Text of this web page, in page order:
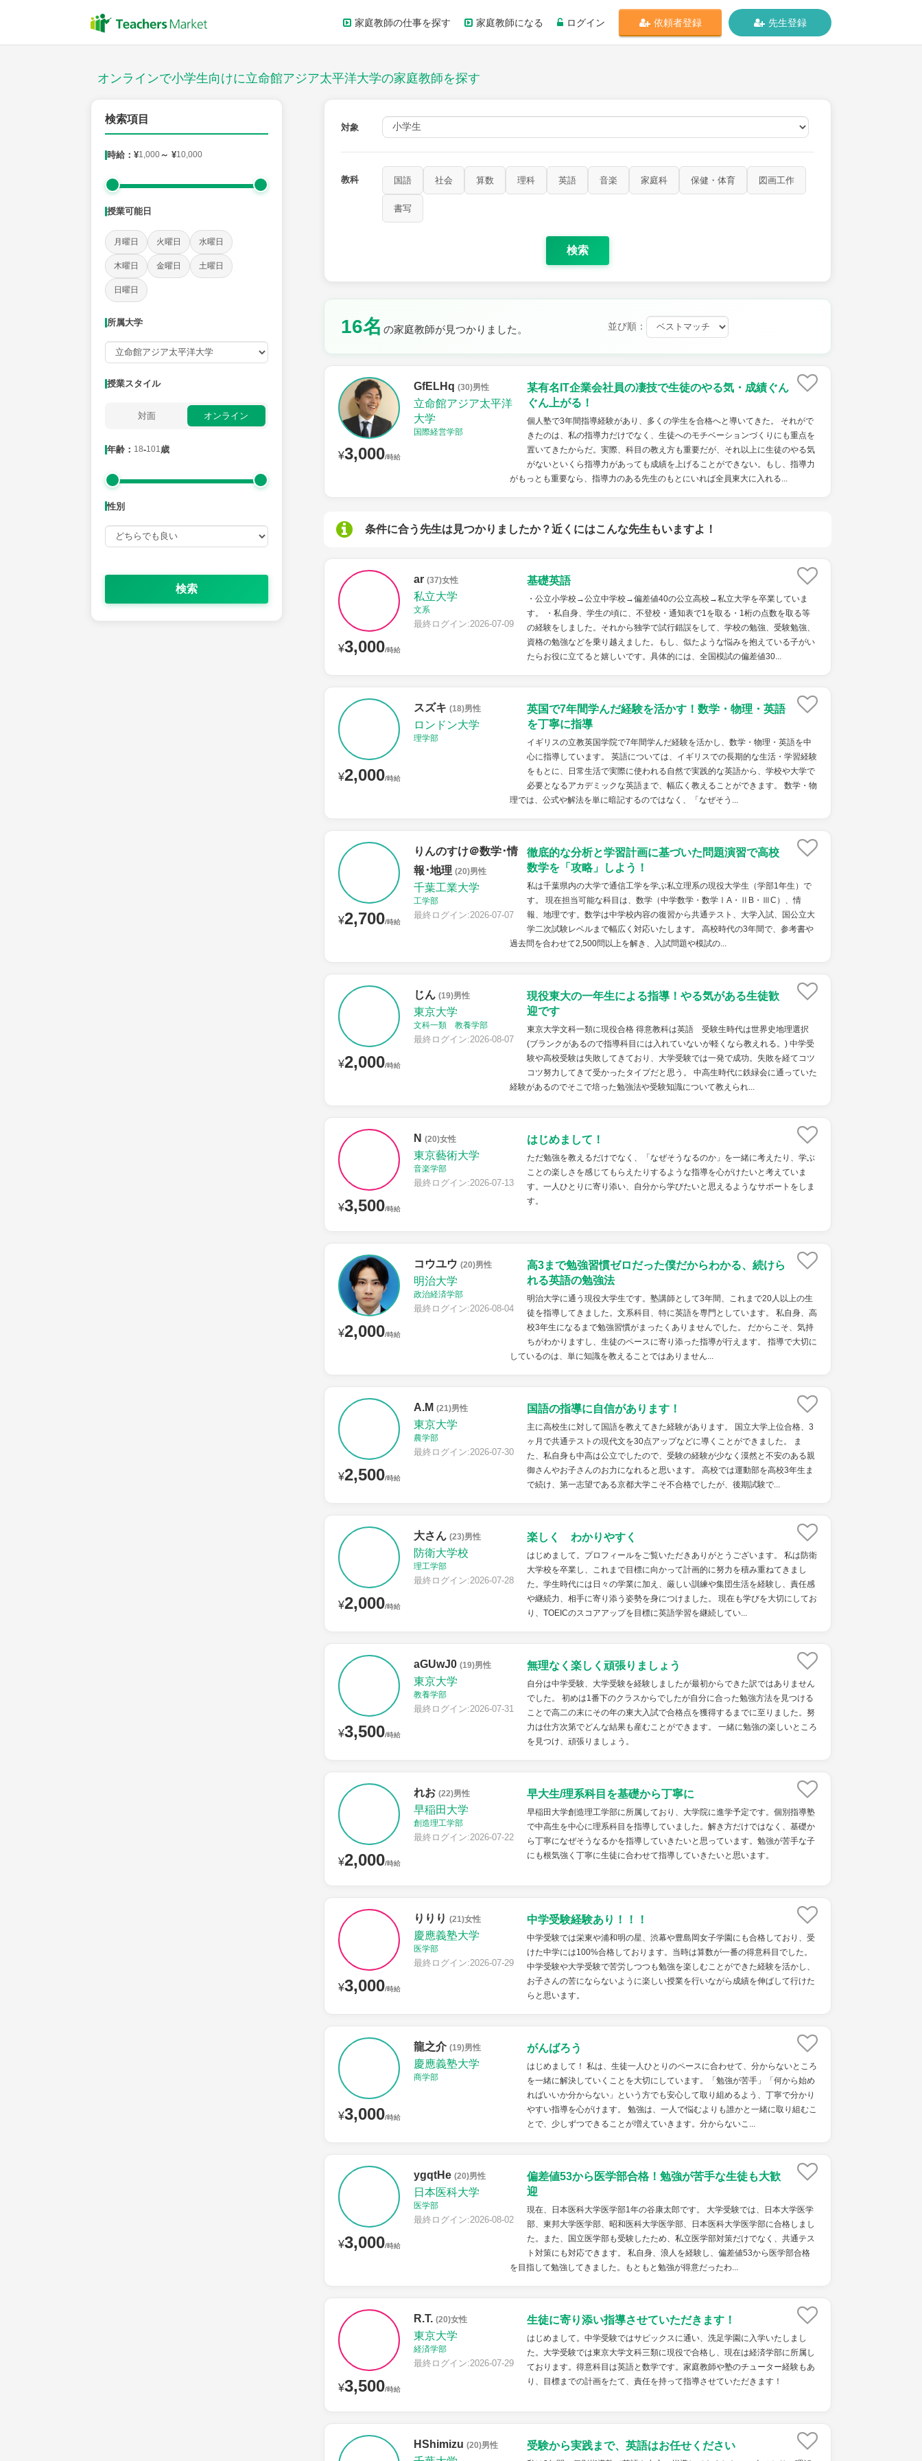
家庭教師の仕事を探す 家庭教師になる ログイン 依頼者登録 先生登録
オンラインで小学生向けに立命館アジア太平洋大学の家庭教師を探す
検索項目
時給：¥1,000～ ¥10,000
授業可能日
月曜日 火曜日 水曜日
木曜日 金曜日 土曜日
日曜日
所属大学
授業スタイル
対面 オンライン
年齢： 18-101歳
性別
検索
対象
教科 国語 社会 算数 理科 英語 音楽 家庭科 保健・体育 図画工作
書写
検索
16名 の家庭教師が見つかりました。 並び順：
¥3,000/時給
GfELHq (30)男性
立命館アジア太平洋
大学
国際経営学部
某有名IT企業会社員の凄技で生徒のやる気・成績ぐん
ぐん上がる！
個人塾で3年間指導経験があり、多くの学生を合格へと導いてきた。 それがで
きたのは、私の指導力だけでなく、生徒へのモチベーションづくりにも重点を
置いてきたからだ。実際、科目の教え方も重要だが、それ以上に生徒のやる気
がないといくら指導力があっても成績を上げることができない。もし、指導力
がもっとも重要なら、指導力のある先生のもとにいれば全員東大に入れる...
条件に合う先生は見つかりましたか？近くにはこんな先生もいますよ！
¥3,000/時給
ar (37)女性
私立大学
文系
最終ログイン:2026-07-09
基礎英語
・公立小学校→公立中学校→偏差値40の公立高校→私立大学を卒業していま
す。 ・私自身、学生の頃に、不登校・通知表で1を取る・1桁の点数を取る等
の経験をしました。それから独学で試行錯誤をして、学校の勉強、受験勉強、
資格の勉強などを乗り越えました。もし、似たような悩みを抱えている子がい
たらお役に立てると嬉しいです。具体的には、全国模試の偏差値30...
¥2,000/時給
スズキ (18)男性
ロンドン大学
理学部
英国で7年間学んだ経験を活かす！数学・物理・英語
を丁寧に指導
イギリスの立教英国学院で7年間学んだ経験を活かし、数学・物理・英語を中
心に指導しています。 英語については、イギリスでの長期的な生活・学習経験
をもとに、日常生活で実際に使われる自然で実践的な英語から、学校や大学で
必要となるアカデミックな英語まで、幅広く教えることができます。 数学・物
理では、公式や解法を単に暗記するのではなく、「なぜそう...
¥2,700/時給
りんのすけ＠数学･情
報･地理 (20)男性
千葉工業大学
工学部
最終ログイン:2026-07-07
徹底的な分析と学習計画に基づいた問題演習で高校
数学を「攻略」しよう！
私は千葉県内の大学で通信工学を学ぶ私立理系の現役大学生（学部1年生）で
す。 現在担当可能な科目は、数学（中学数学・数学ⅠA・ⅡB・ⅢC）、情
報、地理です。数学は中学校内容の復習から共通テスト、大学入試、国公立大
学二次試験レベルまで幅広く対応いたします。 高校時代の3年間で、参考書や
過去問を合わせて2,500問以上を解き、入試問題や模試の...
¥2,000/時給
じん (19)男性
東京大学
文科一類 教養学部
最終ログイン:2026-08-07
現役東大の一年生による指導！やる気がある生徒歓
迎です
東京大学文科一類に現役合格 得意教科は英語 受験生時代は世界史地理選択
(ブランクがあるので指導科目には入れていないが軽くなら教えれる。) 中学受
験や高校受験は失敗してきており、大学受験では一発で成功。失敗を経てコツ
コツ努力してきて受かったタイプだと思う。 中高生時代に鉄緑会に通っていた
経験があるのでそこで培った勉強法や受験知識について教えられ...
¥3,500/時給
N (20)女性
東京藝術大学
音楽学部
最終ログイン:2026-07-13
はじめまして！
ただ勉強を教えるだけでなく、「なぜそうなるのか」を一緒に考えたり、学ぶ
ことの楽しさを感じてもらえたりするような指導を心がけたいと考えていま
す。一人ひとりに寄り添い、自分から学びたいと思えるようなサポートをしま
す。
¥2,000/時給
コウユウ (20)男性
明治大学
政治経済学部
最終ログイン:2026-08-04
高3まで勉強習慣ゼロだった僕だからわかる、続けら
れる英語の勉強法
明治大学に通う現役大学生です。塾講師として3年間、これまで20人以上の生
徒を指導してきました。文系科目、特に英語を専門としています。 私自身、高
校3年生になるまで勉強習慣がまったくありませんでした。 だからこそ、気持
ちがわかりますし、生徒のペースに寄り添った指導が行えます。 指導で大切に
しているのは、単に知識を教えることではありません...
¥2,500/時給
A.M (21)男性
東京大学
農学部
最終ログイン:2026-07-30
国語の指導に自信があります！
主に高校生に対して国語を教えてきた経験があります。 国立大学上位合格、3
ヶ月で共通テストの現代文を30点アップなどに導くことができました。 ま
た、私自身も中高は公立でしたので、受験の経験が少なく漠然と不安のある親
御さんやお子さんのお力になれると思います。 高校では運動部を高校3年生ま
で続け、第一志望である京都大学こそ不合格でしたが、後期試験で...
¥2,000/時給
大さん (23)男性
防衛大学校
理工学部
最終ログイン:2026-07-28
楽しく わかりやすく
はじめまして。プロフィールをご覧いただきありがとうございます。 私は防衛
大学校を卒業し、これまで目標に向かって計画的に努力を積み重ねてきまし
た。学生時代には日々の学業に加え、厳しい訓練や集団生活を経験し、責任感
や継続力、相手に寄り添う姿勢を身につけました。 現在も学びを大切にしてお
り、TOEICのスコアアップを目標に英語学習を継続してい...
¥3,500/時給
aGUwJ0 (19)男性
東京大学
教養学部
最終ログイン:2026-07-31
無理なく楽しく頑張りましょう
自分は中学受験、大学受験を経験しましたが最初からできた訳ではありません
でした。 初めは1番下のクラスからでしたが自分に合った勉強方法を見つける
ことで高二の末にその年の東大入試で合格点を獲得するまでに至りました。努
力は仕方次第でどんな結果も産むことができます。 一緒に勉強の楽しいところ
を見つけ、頑張りましょう。
¥2,000/時給
れお (22)男性
早稲田大学
創造理工学部
最終ログイン:2026-07-22
早大生/理系科目を基礎から丁寧に
早稲田大学創造理工学部に所属しており、大学院に進学予定です。個別指導塾
で中高生を中心に理系科目を指導していました。解き方だけではなく、基礎か
ら丁寧になぜそうなるかを指導していきたいと思っています。勉強が苦手な子
にも根気強く丁寧に生徒に合わせて指導していきたいと思います。
¥3,000/時給
りりり (21)女性
慶應義塾大学
医学部
最終ログイン:2026-07-29
中学受験経験あり！！！
中学受験では栄東や浦和明の星、渋幕や豊島岡女子学園にも合格しており、受
けた中学には100%合格しております。当時は算数が一番の得意科目でした。
中学受験や大学受験で苦労しつつも勉強を楽しむことができた経験を活かし、
お子さんの苦にならないように楽しい授業を行いながら成績を伸ばして行けた
らと思います。
¥3,000/時給
龍之介 (19)男性
慶應義塾大学
商学部
がんばろう
はじめまして！ 私は、生徒一人ひとりのペースに合わせて、分からないところ
を一緒に解決していくことを大切にしています。「勉強が苦手」「何から始め
ればいいか分からない」という方でも安心して取り組めるよう、丁寧で分かり
やすい指導を心がけます。 勉強は、一人で悩むよりも誰かと一緒に取り組むこ
とで、少しずつできることが増えていきます。分からないこ...
¥3,000/時給
ygqtHe (20)男性
日本医科大学
医学部
最終ログイン:2026-08-02
偏差値53から医学部合格！勉強が苦手な生徒も大歓
迎
現在、日本医科大学医学部1年の谷康太郎です。 大学受験では、日本大学医学
部、東邦大学医学部、昭和医科大学医学部、日本医科大学医学部に合格しまし
た。また、国立医学部も受験したため、私立医学部対策だけでなく、共通テス
ト対策にも対応できます。 私自身、浪人を経験し、偏差値53から医学部合格
を目指して勉強してきました。もともと勉強が得意だったわ...
¥3,500/時給
R.T. (20)女性
東京大学
経済学部
最終ログイン:2026-07-29
生徒に寄り添い指導させていただきます！
はじめまして。中学受験ではサピックスに通い、洗足学園に入学いたしまし
た。大学受験では東京大学文科三類に現役で合格し、現在は経済学部に所属し
ております。得意科目は英語と数学です。家庭教師や塾のチューター経験もあ
り、目標までの計画をたて、責任を持って指導させていただきます！
HShimizu (20)男性 受験から実践まで、英語はお任せください
授業スタイル
社会 保健・体育 図画工作 書写
時給：¥1,000 ～ ¥10,000
授業可能日
火曜日 土曜日 日曜日
所属大学